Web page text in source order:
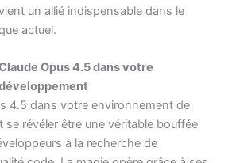
un allié indispensable dans le
actuel.
Opus 4.5 dans votre
4.5 dans votre environnement de
révéler être une véritable bouffée
à la recherche de